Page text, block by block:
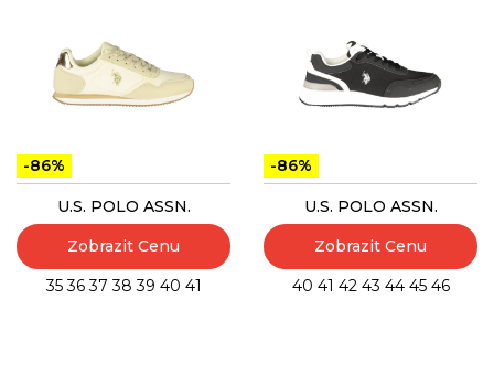
-86%
U.S. POLO ASSN.
Zobrazit Cenu
35 36 37 38 39 40 41
-86%
U.S. POLO ASSN.
Zobrazit Cenu
40 41 42 43 44 45 46